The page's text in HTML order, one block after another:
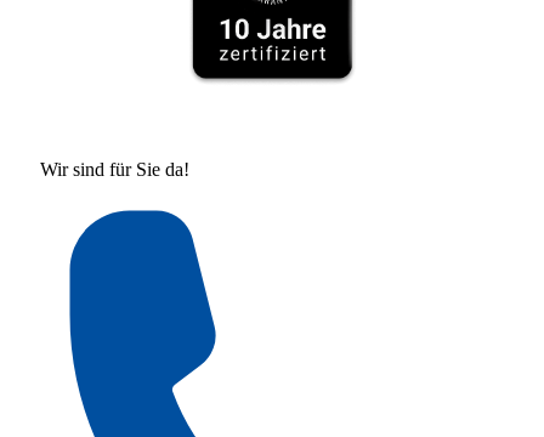
Wir sind für Sie da!